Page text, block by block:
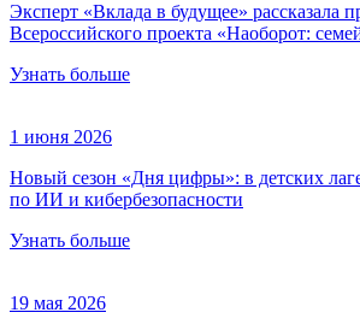
Эксперт «Вклада в будущее» рассказала
Всероссийского проекта «Наоборот:
Узнать больше
1 июня 2026
Новый сезон «Дня цифры»: в детских
по ИИ и кибербезопасности
Узнать больше
19 мая 2026